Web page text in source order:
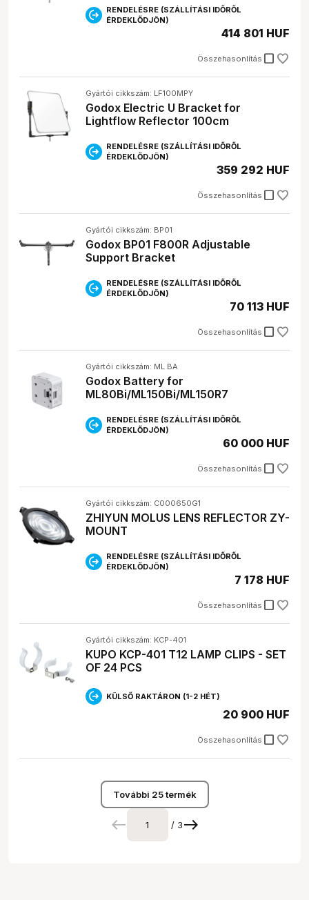
RENDELÉSRE (SZÁLLÍTÁSI IDŐRŐL
ÉRDEKLŐDJÖN)
Összehasonlítás check_box_outline_blank
414 801 HUF
Gyártói cikkszám: LF100MPY
Godox Electric U Bracket for
Lightflow Reflector 100cm
RENDELÉSRE (SZÁLLÍTÁSI IDŐRŐL
ÉRDEKLŐDJÖN)
Összehasonlítás check_box_outline_blank
359 292 HUF
Gyártói cikkszám: BP01
Godox BP01 F800R Adjustable
Support Bracket
RENDELÉSRE (SZÁLLÍTÁSI IDŐRŐL
ÉRDEKLŐDJÖN)
Összehasonlítás check_box_outline_blank
70 113 HUF
Gyártói cikkszám: ML BA
Godox Battery for
ML80Bi/ML150Bi/ML150R7
RENDELÉSRE (SZÁLLÍTÁSI IDŐRŐL
ÉRDEKLŐDJÖN)
Összehasonlítás check_box_outline_blank
60 000 HUF
Gyártói cikkszám: C000650G1
ZHIYUN MOLUS LENS REFLECTOR ZY-
MOUNT
RENDELÉSRE (SZÁLLÍTÁSI IDŐRŐL
ÉRDEKLŐDJÖN)
Összehasonlítás check_box_outline_blank
7 178 HUF
Gyártói cikkszám: KCP-401
KUPO KCP-401 T12 LAMP CLIPS - SET
OF 24 PCS
KÜLSŐ RAKTÁRON (1-2 HÉT)
Összehasonlítás check_box_outline_blank
20 900 HUF
További 25 termék
/ 3